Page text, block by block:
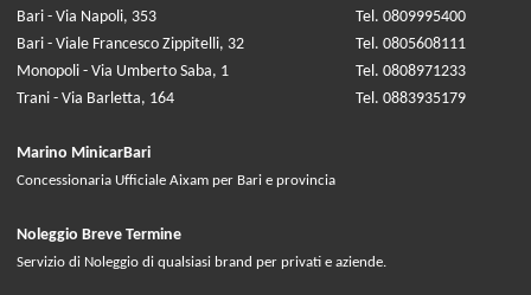
Bari - Via Napoli, 353
Tel. 0809995400
Bari - Viale Francesco Zippitelli, 32
Tel. 0805608111
Monopoli - Via Umberto Saba, 1
Tel. 0808971233
Trani - Via Barletta, 164
Tel. 0883935179
Marino MinicarBari
Concessionaria Ufficiale Aixam per Bari e provincia
Noleggio Breve Termine
Servizio di Noleggio di qualsiasi brand per privati e aziende.